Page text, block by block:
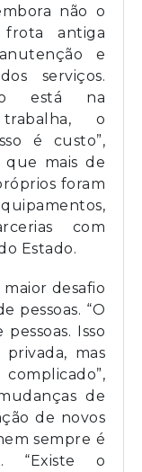
não o
antiga
e
serviços.
está na
o
é custo”,
mais de
foram
com
Estado.
desafio
pessoas. “O
Isso
mas
de
de novos
sempre é
“Existe o